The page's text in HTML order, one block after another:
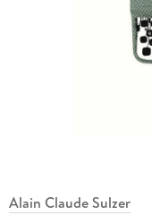
Alain Claude Sulzer